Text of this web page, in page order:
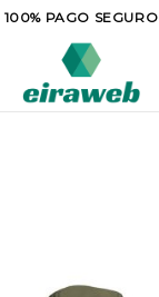
100% PAGO SEGURO